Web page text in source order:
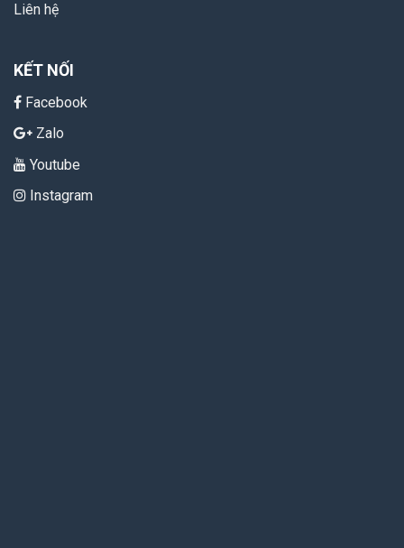
Liên hệ
KẾT NỐI
Facebook
Zalo
Youtube
Instagram